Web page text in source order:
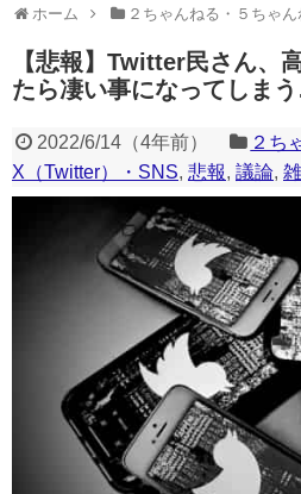
一部のコンテンツが表示されなくなったり
たりする場合があります。
ホーム ２ちゃんねる・５ちゃん
【悲報】Twitter民さん、
たら凄い事になってしま
2022/6/14（4年前） ２ち
X（Twitter）・SNS, 悲報, 議論,